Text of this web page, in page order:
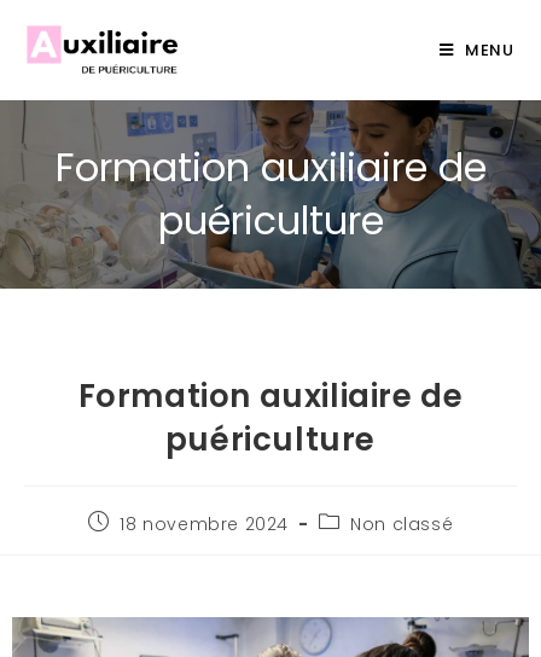
MENU
Formation auxiliaire de
puériculture
Formation auxiliaire de
puériculture
18 novembre 2024 Non classé